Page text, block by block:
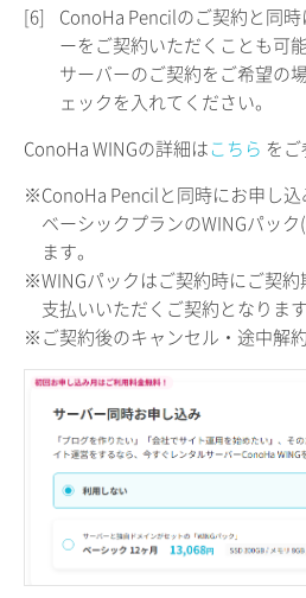
[6]
ConoHa Pencilのご契約と同
ーをご契約いただくことも可能
サーバーのご契約をご希望の
ェックを入れてください。
ConoHa WINGの詳細はこちら をご
※ConoHa Pencilと同時にお申し
ベーシックプランのWINGパッ
ます。
※WINGパックはご契約時にご契
支払いいただくご契約となります
※ご契約後のキャンセル・途中解約